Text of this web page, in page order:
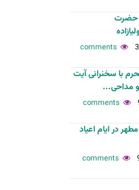
حضرت
با سخنرانی آیت
مداحی...
در ایام اعیاد